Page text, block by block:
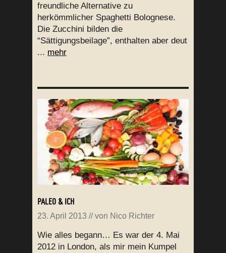
freundliche Alternative zu
herkömmlicher Spaghetti Bolognese.
Die Zucchini bilden die
“Sättigungsbeilage”, enthalten aber deut
... mehr
PALEO & ICH
23. April 2013 // von Nico Richter
Wie alles begann… Es war der 4. Mai
2012 in London, als mir mein Kumpel